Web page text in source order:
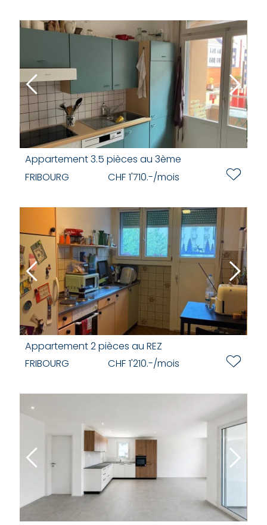
Appartement 3.5 pièces au 3ème
FRIBOURG
CHF 1'710.-/mois
Appartement 2 pièces au REZ
FRIBOURG
CHF 1'210.-/mois